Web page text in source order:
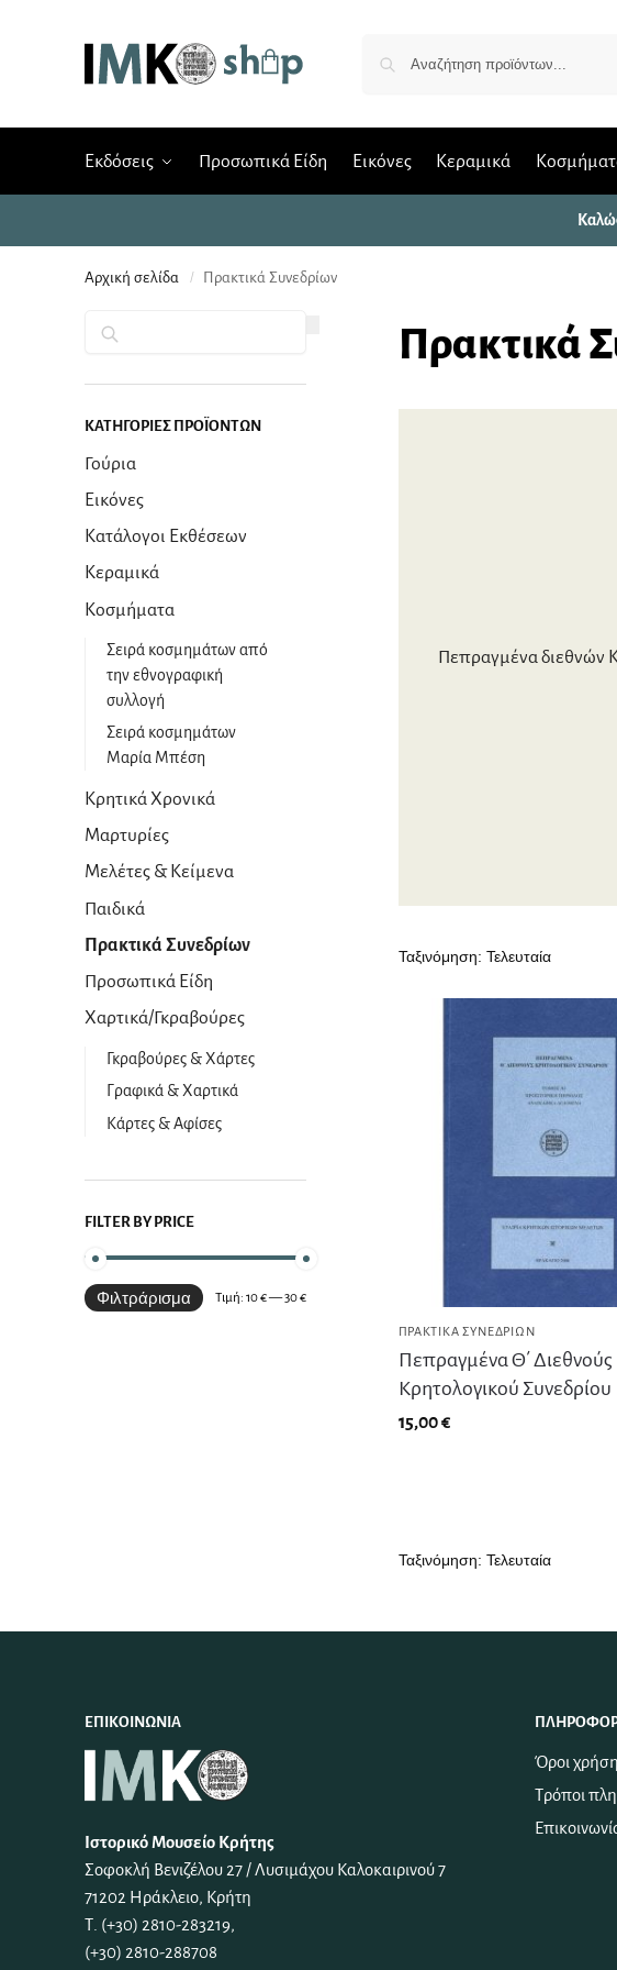
Εκδόσεις Προσωπικά Είδη Εικόνες Κεραμικά
Αρχική σελίδα / Πρακτικά Συνεδρίων
Πρακτικά
Πεπραγμένα διεθνών
ΠΡΑΚΤΙΚΆ ΣΥΝΕΔΡΊΩΝ
Πεπραγμένα Θ΄ Διεθνούς
Κρητολογικού Συνεδρίου
15,00€
ΚΑΤΗΓΟΡΊΕΣ ΠΡΟΪΌΝΤΩΝ
Γούρια
Εικόνες
Κατάλογοι Εκθέσεων
Κεραμικά
Κοσμήματα
Σειρά κοσμημάτων από
την εθνογραφική
συλλογή
Σειρά κοσμημάτων
Μαρία Μπέση
Κρητικά Χρονικά
Μαρτυρίες
Μελέτες & Κείμενα
Παιδικά
Πρακτικά Συνεδρίων
Προσωπικά Είδη
Χαρτικά/Γκραβούρες
Γκραβούρες & Χάρτες
Γραφικά & Χαρτικά
Κάρτες & Αφίσες
FILTER BY PRICE
Φιλτράρισμα Τιμή:10 €—30 €
ΕΠΙΚΟΙΝΩΝΊΑ
Ιστορικό Μουσείο Κρήτης
Σοφοκλή Βενιζέλου 27 / Λυσιμάχου Καλοκαιρινού 7
71202 Ηράκλειο, Κρήτη
Τ. (+30) 2810-283219,
(+30) 2810-288708
Όροι
Τρόποι